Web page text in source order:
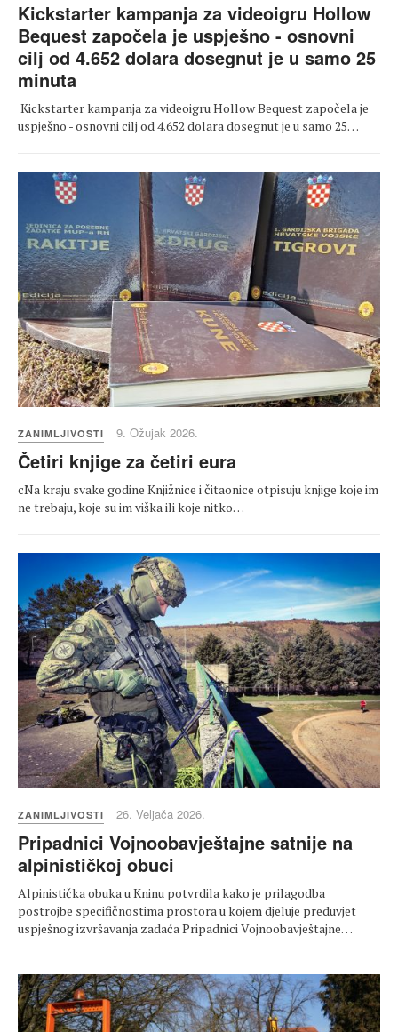
Kickstarter kampanja za videoigru Hollow
Bequest započela je uspješno - osnovni
cilj od 4.652 dolara dosegnut je u samo 25
minuta
Kickstarter kampanja za videoigru Hollow Bequest započela je
uspješno - osnovni cilj od 4.652 dolara dosegnut je u samo 25…
ZANIMLJIVOSTI 9. Ožujak 2026.
Četiri knjige za četiri eura
cNa kraju svake godine Knjižnice i čitaonice otpisuju knjige koje im
ne trebaju, koje su im viška ili koje nitko…
ZANIMLJIVOSTI 26. Veljača 2026.
Pripadnici Vojnoobavještajne satnije na
alpinističkoj obuci
Alpinistička obuka u Kninu potvrdila kako je prilagodba
postrojbe specifičnostima prostora u kojem djeluje preduvjet
uspješnog izvršavanja zadaća Pripadnici Vojnoobavještajne…